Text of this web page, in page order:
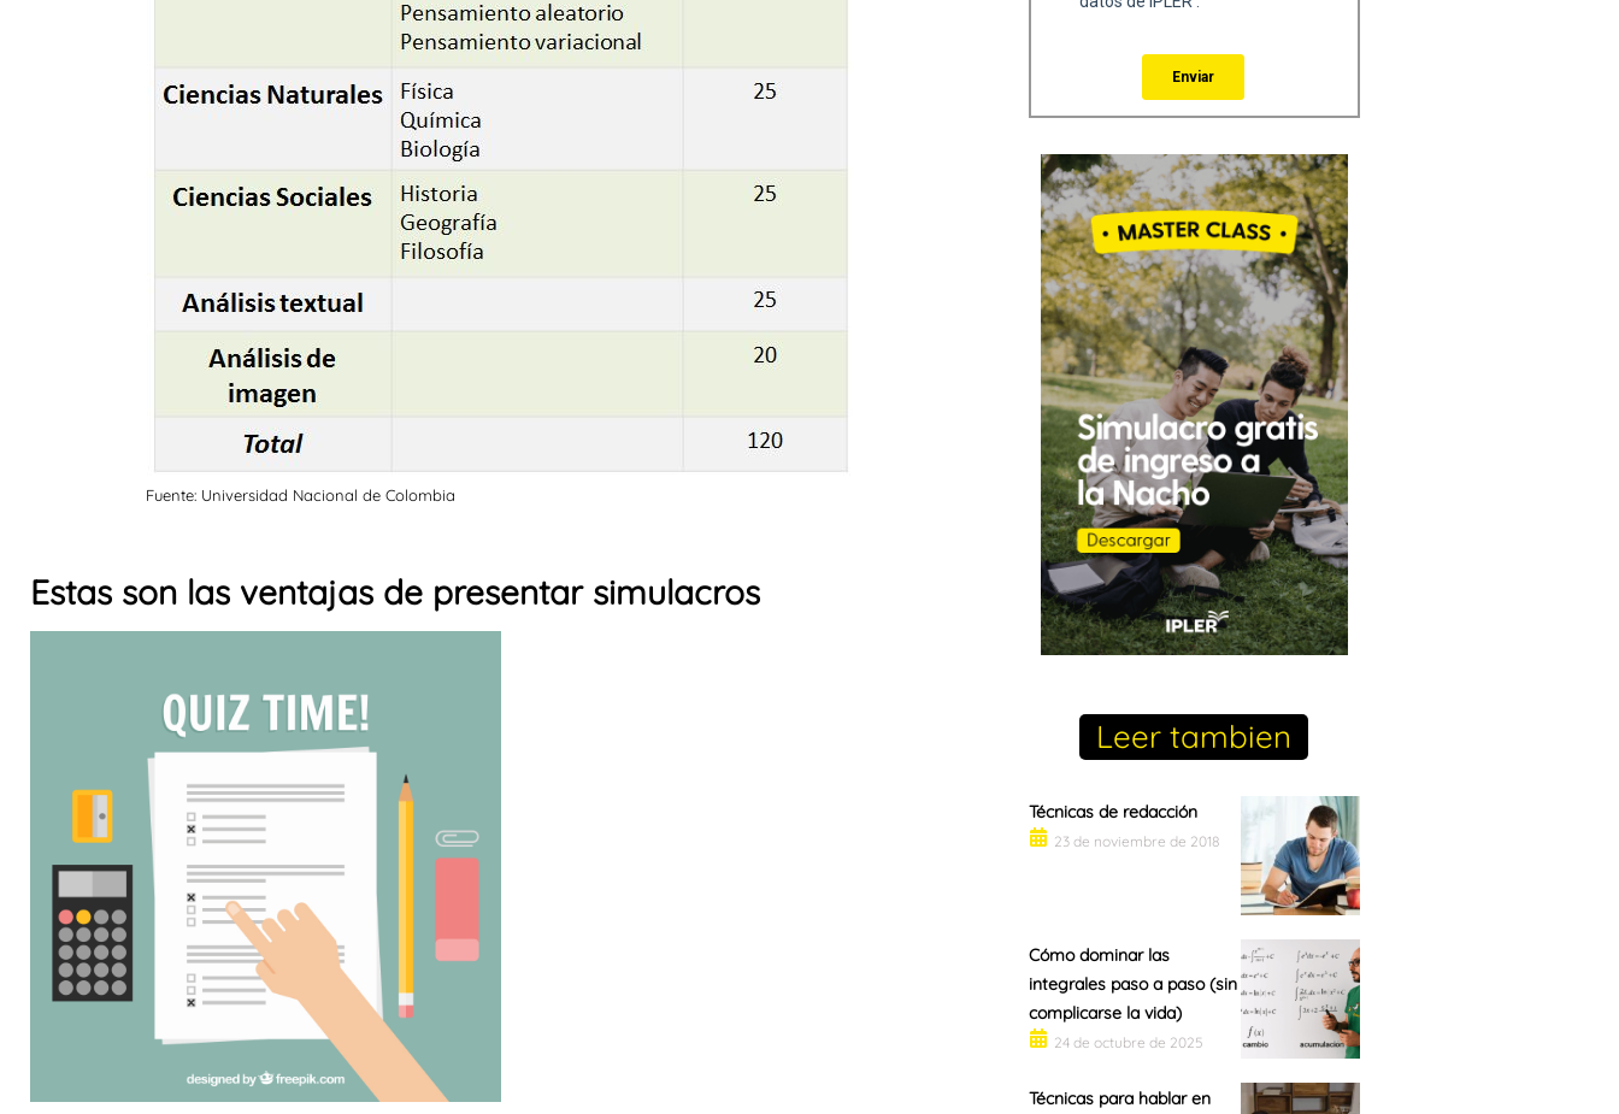
Fuente: Universidad Nacional de Colombia
Estas son las ventajas de presentar simulacros
Leer tambien
Técnicas de redacción
23 de noviembre de 2018
Cómo dominar las
integrales paso a paso (sin
complicarse la vida)
24 de octubre de 2025
Técnicas para hablar en